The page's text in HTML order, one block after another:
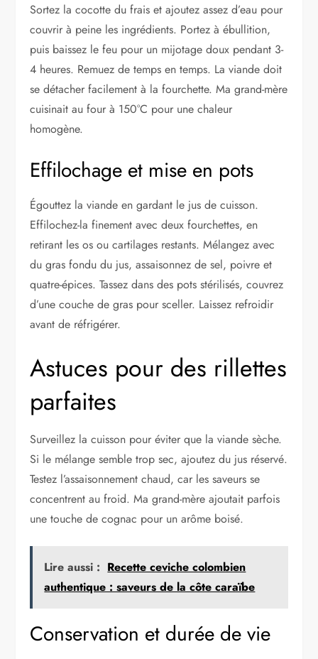
Sortez la cocotte du frais et ajoutez assez d’eau pour
couvrir à peine les ingrédients. Portez à ébullition,
puis baissez le feu pour un mijotage doux pendant 3-
4 heures. Remuez de temps en temps. La viande doit
se détacher facilement à la fourchette. Ma grand-mère
cuisinait au four à 150°C pour une chaleur
homogène.
Effilochage et mise en pots
Égouttez la viande en gardant le jus de cuisson.
Effilochez-la finement avec deux fourchettes, en
retirant les os ou cartilages restants. Mélangez avec
du gras fondu du jus, assaisonnez de sel, poivre et
quatre-épices. Tassez dans des pots stérilisés, couvrez
d’une couche de gras pour sceller. Laissez refroidir
avant de réfrigérer.
Astuces pour des rillettes
parfaites
Surveillez la cuisson pour éviter que la viande sèche.
Si le mélange semble trop sec, ajoutez du jus réservé.
Testez l’assaisonnement chaud, car les saveurs se
concentrent au froid. Ma grand-mère ajoutait parfois
une touche de cognac pour un arôme boisé.
Lire aussi : Recette ceviche colombien
authentique : saveurs de la côte caraïbe
Conservation et durée de vie